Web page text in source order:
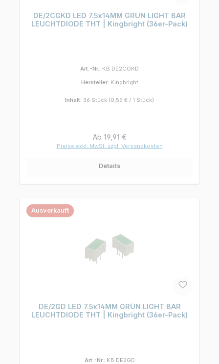
DE/2CGKD LED 7.5x14MM GRÜN LIGHT BAR
LEUCHTDIODE THT | Kingbright (36er-Pack)
Art.-Nr.: KB DE2CGKD
Hersteller: Kingbright
Inhalt: 36 Stück (0,55 € / 1 Stück)
Regulärer Preis:
Ab 19,91 €
Preise exkl. MwSt. zzgl. Versandkosten
Details
Ausverkauft
DE/2GD LED 7.5x14MM GRÜN LIGHT BAR
LEUCHTDIODE THT | Kingbright (36er-Pack)
Art.-Nr.: KB DE2GD